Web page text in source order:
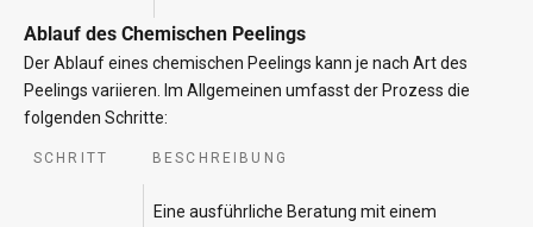
Ablauf des Chemischen Peelings
Der Ablauf eines chemischen Peelings kann je nach Art des
Peelings variieren. Im Allgemeinen umfasst der Prozess die
folgenden Schritte:
SCHRITT BESCHREIBUNG
Eine ausführliche Beratung mit einem